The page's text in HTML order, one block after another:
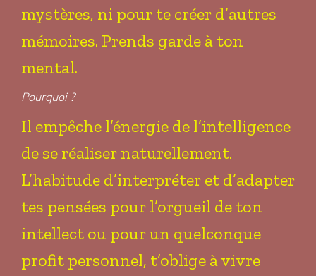
mystères, ni pour te créer d’autres
mémoires. Prends garde à ton
mental.
Pourquoi ?
Il empêche l’énergie de l’intelligence
de se réaliser naturellement.
L’habitude d’interpréter et d’adapter
tes pensées pour l’orgueil de ton
intellect ou pour un quelconque
profit personnel, t’oblige à vivre